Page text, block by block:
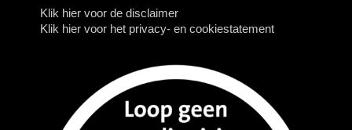
Klik hier voor de disclaimer
Klik hier voor het privacy- en cookiestatement